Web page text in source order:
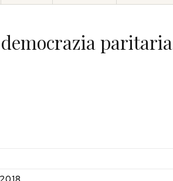
paritaria